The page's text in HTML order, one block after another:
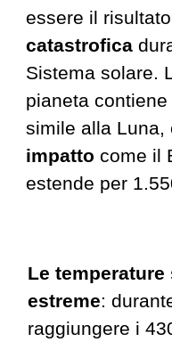
essere il
catastrofica
Sistema solare.
pianetacontiene
simile alla Luna,
impatto come il
estende per
Le
estreme:
raggiungere i